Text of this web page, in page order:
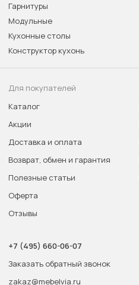
Гарнитуры
Модульные
Кухонные столы
Конструктор кухонь
Для покупателей
Каталог
Акции
Доставка и оплата
Возврат, обмен и гарантия
Полезные статьи
Оферта
Отзывы
+7 (495) 660-06-07
Заказать обратный звонок
zakaz@mebelvia.ru